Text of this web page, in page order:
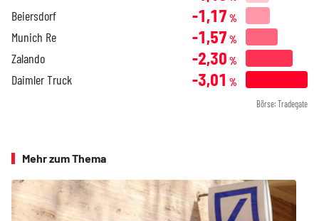
Beiersdorf -1,17 %
Munich Re -1,57 %
Zalando -2,30 %
Daimler Truck -3,01 %
Börse: Tradegate
Mehr zum Thema